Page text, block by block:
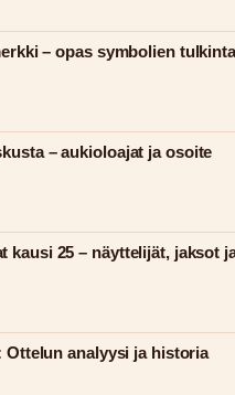
– opas symbolien
– aukioloajat ja osoite
kausi 25 – näyttelijät, jaksot
Ottelun analyysi ja historia